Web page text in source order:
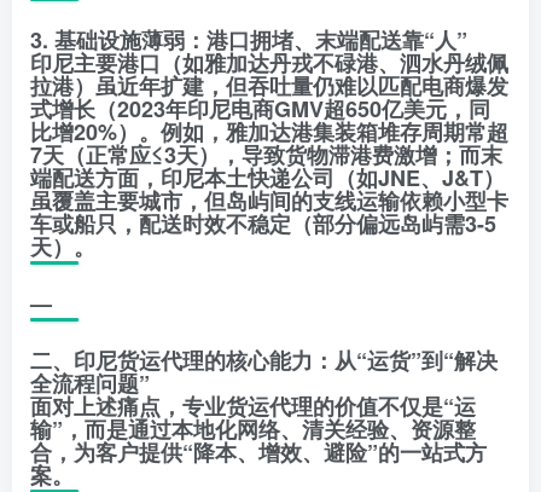
3. 基础设施薄弱：港口拥堵、末端配送靠“人”
印尼主要港口（如雅加达丹戎不碌港、泗水丹绒佩
拉港）虽近年扩建，但吞吐量仍难以匹配电商爆发
式增长（2023年印尼电商GMV超650亿美元，同
比增20%）。例如，雅加达港集装箱堆存周期常超
7天（正常应≤3天），导致货物滞港费激增；而末
端配送方面，印尼本土快递公司（如JNE、J&T）
虽覆盖主要城市，但岛屿间的支线运输依赖小型卡
车或船只，配送时效不稳定（部分偏远岛屿需3-5
天）。
—
二、印尼货运代理的核心能力：从“运货”到“解决
全流程问题”
面对上述痛点，专业货运代理的价值不仅是“运
输”，而是通过本地化网络、清关经验、资源整
合，为客户提供“降本、增效、避险”的一站式方
案。